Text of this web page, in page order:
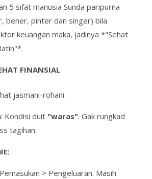
5 sifat manusia Sunda paripurna
bener, pinter dan singer) bila
keuangan maka, jadinya *"Sehat
FINANSIAL
jasmani-rohani.
: Kondisi duit "waras". Gak rungkad
tagihan.
> Pengeluaran. Masih